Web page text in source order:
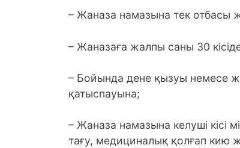
– Жаназа намазына тек
– Жаназаға жалпы саны 30
– Бойында дене қызуы немесе
қатыспауына;
– Жаназа намазына келуші кісі
тағу, медициналық қолғап кию